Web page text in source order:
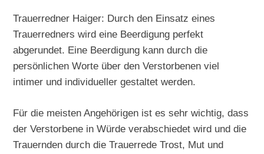
Trauerredner Haiger: Durch den Einsatz eines
Trauerredners wird eine Beerdigung perfekt
abgerundet. Eine Beerdigung kann durch die
persönlichen Worte über den Verstorbenen viel
intimer und individueller gestaltet werden.
Für die meisten Angehörigen ist es sehr wichtig, dass
der Verstorbene in Würde verabschiedet wird und die
Trauernden durch die Trauerrede Trost, Mut und